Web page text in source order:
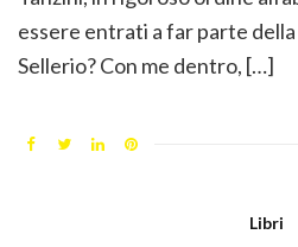
essere entrati a far parte
Sellerio? Con me dentro, […]
Libri